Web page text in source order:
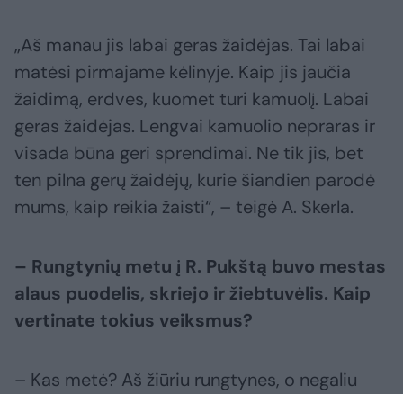
„Aš manau jis labai geras žaidėjas. Tai labai
matėsi pirmajame kėlinyje. Kaip jis jaučia
žaidimą, erdves, kuomet turi kamuolį. Labai
geras žaidėjas. Lengvai kamuolio nepraras ir
visada būna geri sprendimai. Ne tik jis, bet
ten pilna gerų žaidėjų, kurie šiandien parodė
mums, kaip reikia žaisti“, – teigė A. Skerla.
– Rungtynių metu į R. Pukštą buvo mestas
alaus puodelis, skriejo ir žiebtuvėlis. Kaip
vertinate tokius veiksmus?
– Kas metė? Aš žiūriu rungtynes, o negaliu